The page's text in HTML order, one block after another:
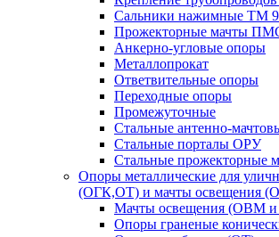
Сальники нажимные ТМ
Прожекторные мачты
Анкерно-угловые опоры
Металлопрокат
Ответвительные опоры
Переходные опоры
Промежуточные
Стальные антенно-
Стальные порталы ОРУ
Стальные прожекторные
Опоры металлические для
(ОГК,ОТ) и мачты освещения
Мачты освещения (ОВМ
Опоры граненые